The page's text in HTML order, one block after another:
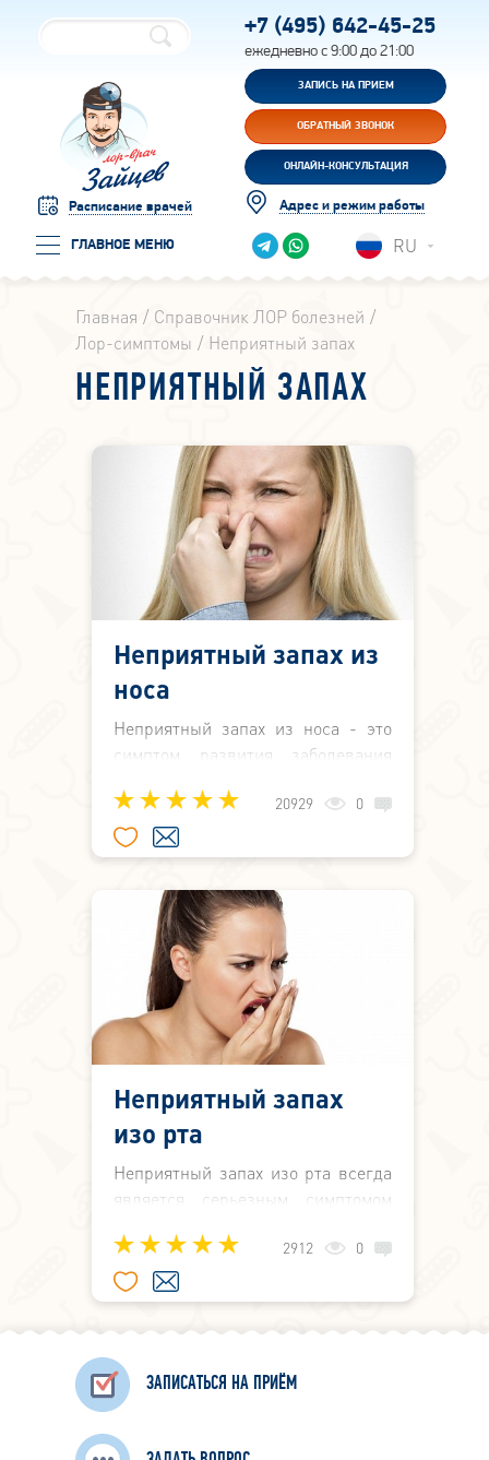
Расписание врачей
ГЛАВНОЕ МЕНЮ
+7 (495) 642-45-25
ежедневно с 9:00 до 21:00
ЗАПИСЬ НА ПРИЕМ
ОБРАТНЫЙ ЗВОНОК
ОНЛАЙН-КОНСУЛЬТАЦИЯ
Адрес и режим работы
RU
Главная
Справочник ЛОР болезней
Лор-симптомы
Неприятный запах
НЕПРИЯТНЫЙ ЗАПАХ
Неприятный запах из
носа
Неприятный запах из носа - это
симптом развития заболевания
запах может ощущать не только
сам пациент, но и окружающие его
люди.
20929 0
Неприятный запах
изо рта
Неприятный запах изо рта всегда
является серьезным симптомом
может быть заболевание верхних
дыхательных путей (например,
тонзиллит), стоматологическая
проблема, заболевания
желудочно-кишечного тракта.
2912 0
ЗАПИСАТЬСЯ НА ПРИЁМ